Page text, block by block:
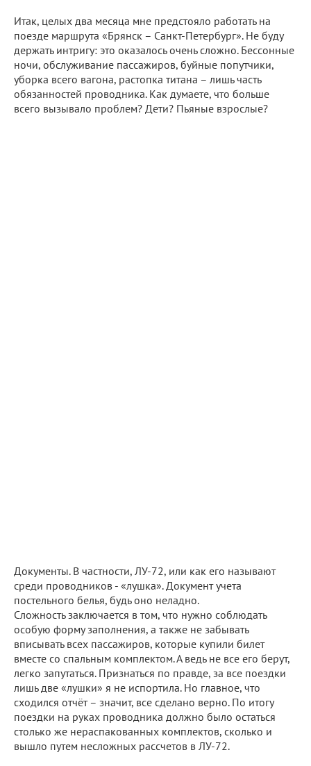
Итак, целых два месяца мне предстояло работать на
поезде маршрута «Брянск – Санкт-Петербург». Не буду
держать интригу: это оказалось очень сложно. Бессонные
ночи, обслуживание пассажиров, буйные попутчики,
уборка всего вагона, растопка титана – лишь часть
обязанностей проводника. Как думаете, что больше
всего вызывало проблем? Дети? Пьяные взрослые?
Документы. В частности, ЛУ-72, или как его называют
среди проводников - «лушка». Документ учета
постельного белья, будь оно неладно.
Сложность заключается в том, что нужно соблюдать
особую форму заполнения, а также не забывать
вписывать всех пассажиров, которые купили билет
вместе со спальным комплектом. А ведь не все его берут,
легко запутаться. Признаться по правде, за все поездки
лишь две «лушки» я не испортила. Но главное, что
сходился отчёт – значит, все сделано верно. По итогу
поездки на руках проводника должно было остаться
столько же нераспакованных комплектов, сколько и
вышло путем несложных рассчетов в ЛУ-72.